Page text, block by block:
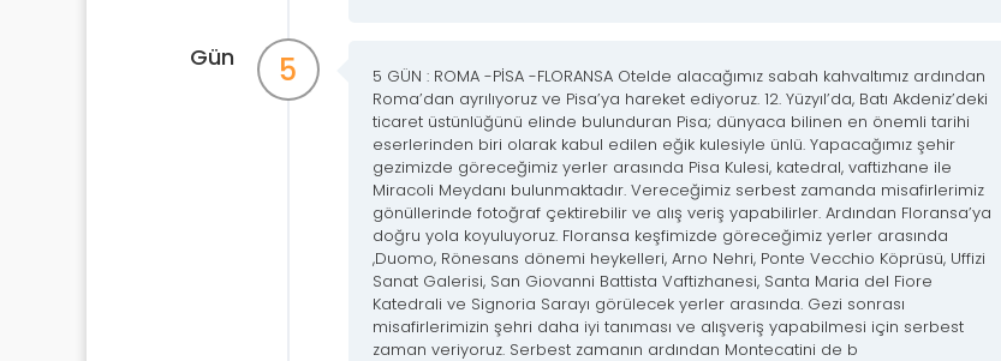
Gün 5
5 GÜN : ROMA -PİSA -FLORANSA Otelde alacağımız sabah kahvaltımız ardından
Roma’dan ayrılıyoruz ve Pisa’ya hareket ediyoruz. 12. Yüzyıl’da, Batı Akdeniz’deki
ticaret üstünlüğünü elinde bulunduran Pisa; dünyaca bilinen en önemli tarihi
eserlerinden biri olarak kabul edilen eğik kulesiyle ünlü. Yapacağımız şehir
gezimizde göreceğimiz yerler arasında Pisa Kulesi, katedral, vaftizhane ile
Miracoli Meydanı bulunmaktadır. Vereceğimiz serbest zamanda misafirlerimiz
gönüllerinde fotoğraf çektirebilir ve alış veriş yapabilirler. Ardından Floransa’ya
doğru yola koyuluyoruz. Floransa keşfimizde göreceğimiz yerler arasında
,Duomo, Rönesans dönemi heykelleri, Arno Nehri, Ponte Vecchio Köprüsü, Uffizi
Sanat Galerisi, San Giovanni Battista Vaftizhanesi, Santa Maria del Fiore
Katedrali ve Signoria Sarayı görülecek yerler arasında. Gezi sonrası
misafirlerimizin şehri daha iyi tanıması ve alışveriş yapabilmesi için serbest
zaman veriyoruz. Serbest zamanın ardından Montecatini de b